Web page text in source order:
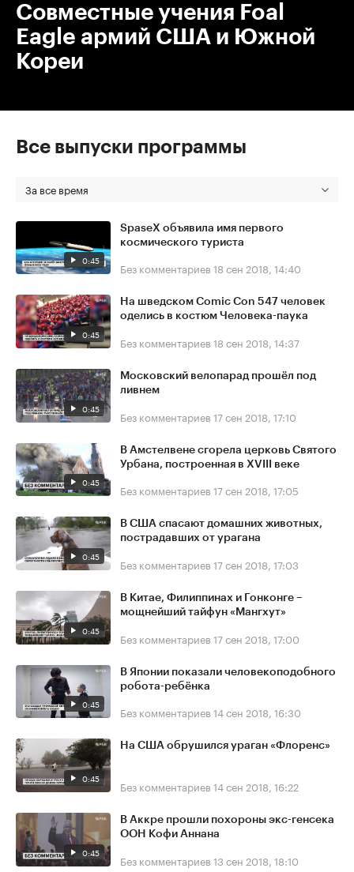
Совместные учения Foal
Eagle армий США и Южной
Кореи
Все выпуски программы
За все время
0:45
SpaseX объявила имя первого
космического туриста
Без комментариев 18 сен 2018, 14:40
0:45
На шведском Comic Con 547 человек
оделись в костюм Человека-паука
Без комментариев 18 сен 2018, 14:37
0:45
Московский велопарад прошёл под
ливнем
Без комментариев 17 сен 2018, 17:10
0:45
В Амстелвене сгорела церковь Святого
Урбана, построенная в XVIII веке
Без комментариев 17 сен 2018, 17:05
0:45
В США спасают домашних животных,
пострадавших от урагана
Без комментариев 17 сен 2018, 17:03
0:45
В Китае, Филиппинах и Гонконге –
мощнейший тайфун «Мангхут»
Без комментариев 17 сен 2018, 17:00
0:45
В Японии показали человекоподобного
робота-ребёнка
Без комментариев 14 сен 2018, 16:30
0:45
На США обрушился ураган «Флоренс»
Без комментариев 14 сен 2018, 16:22
0:45
В Аккре прошли похороны экс-генсека
ООН Кофи Аннана
Без комментариев 13 сен 2018, 18:10